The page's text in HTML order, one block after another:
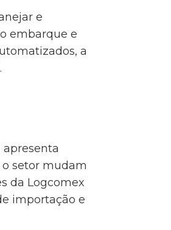
e
embarque e
a
setor mudam
da Logcomex
importação e